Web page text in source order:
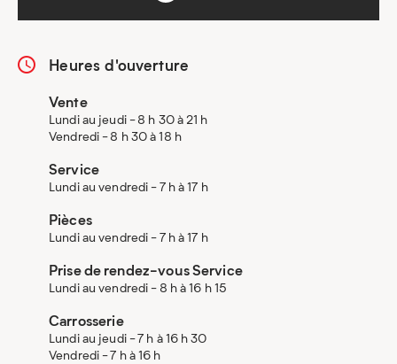
Heures d'ouverture
Vente
Lundi au jeudi - 8 h 30 à 21 h
Vendredi - 8 h 30 à 18 h
Service
Lundi au vendredi - 7 h à 17 h
Pièces
Lundi au vendredi - 7 h à 17 h
Prise de rendez-vous Service
Lundi au vendredi - 8 h à 16 h 15
Carrosserie
Lundi au jeudi - 7 h à 16 h 30
Vendredi - 7 h à 16 h